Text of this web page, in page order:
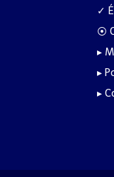
✓
⦿
▸
▸
▸